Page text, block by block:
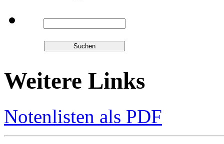
Weitere Links
Notenlisten als PDF